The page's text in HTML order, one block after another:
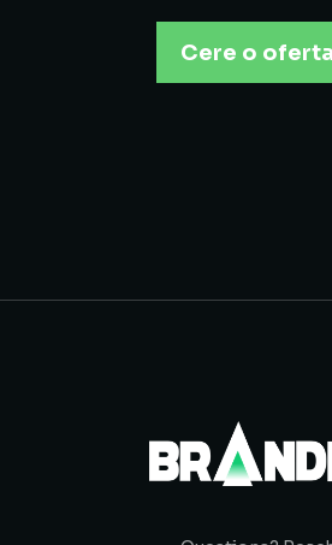
Cere o oferta